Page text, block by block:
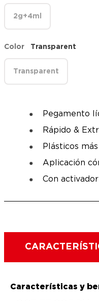
2g+4ml
Color Transparent
Transparent
Pegamento
Rápido &
Plásticos
Aplicación
Con
Características y